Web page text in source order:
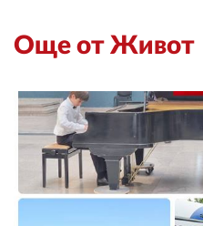
Още от Живот